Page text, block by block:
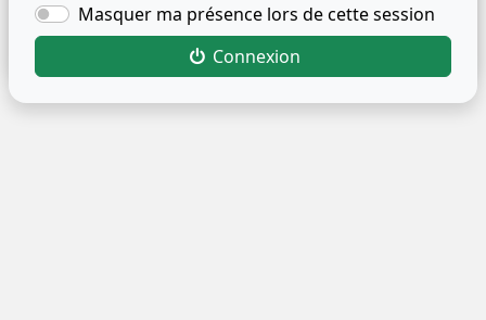
Masquer ma présence lors de cette session
Connexion